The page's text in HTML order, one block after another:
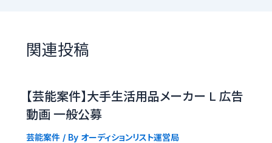
関連投稿
【芸能案件】大手生活用品メーカー L 広告
動画 一般公募
芸能案件/ By オーディションリスト運営局